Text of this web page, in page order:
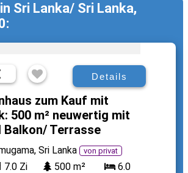
Sri Lanka/ Sri Lanka,
Details
zum Kauf mit
500 m² neuwertig mit
Balkon/ Terrasse
Sri Lanka von privat
7.0 Zi 500 m²
6.0